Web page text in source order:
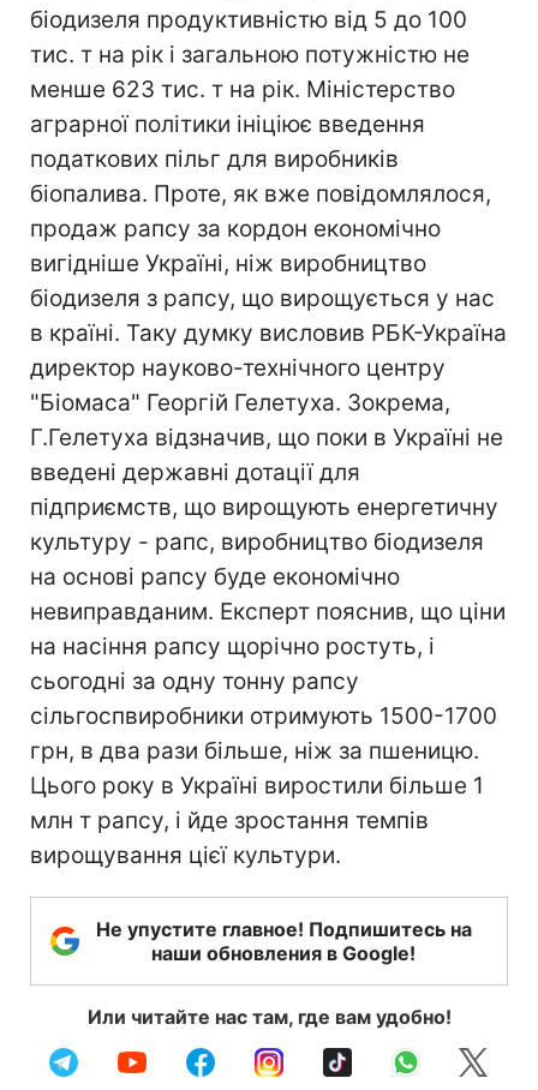
біодизеля продуктивністю від 5 до 100
тис. т на рік і загальною потужністю не
менше 623 тис. т на рік. Міністерство
аграрної політики ініціює введення
податкових пільг для виробників
біопалива. Проте, як вже повідомлялося,
продаж рапсу за кордон економічно
вигідніше Україні, ніж виробництво
біодизеля з рапсу, що вирощується у нас
в країні. Таку думку висловив РБК-Україна
директор науково-технічного центру
"Біомаса" Георгій Гелетуха. Зокрема,
Г.Гелетуха відзначив, що поки в Україні не
введені державні дотації для
підприємств, що вирощують енергетичну
культуру - рапс, виробництво біодизеля
на основі рапсу буде економічно
невиправданим. Експерт пояснив, що ціни
на насіння рапсу щорічно ростуть, і
сьогодні за одну тонну рапсу
сільгоспвиробники отримують 1500-1700
грн, в два рази більше, ніж за пшеницю.
Цього року в Україні виростили більше 1
млн т рапсу, і йде зростання темпів
вирощування цієї культури.
Не упустите главное! Подпишитесь на
наши обновления в Google!
Или читайте нас там, где вам удобно!